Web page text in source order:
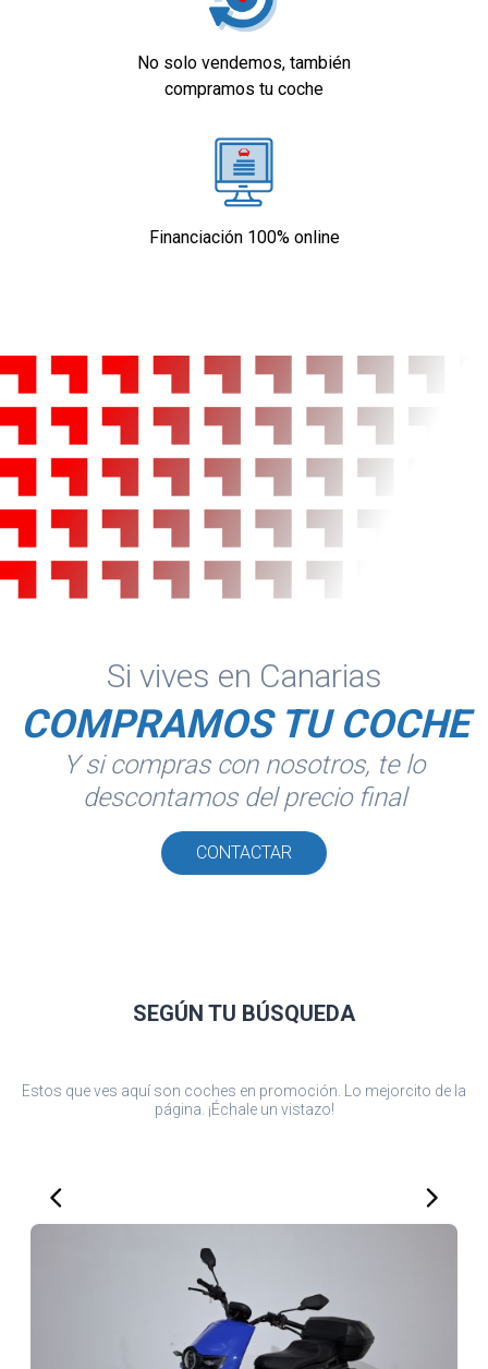
No solo vendemos, también
compramos tu coche
Financiación 100% online
Si vives en Canarias
COMPRAMOS TU COCHE
Y si compras con nosotros, te lo
descontamos del precio final
CONTACTAR
SEGÚN TU BÚSQUEDA
Estos que ves aquí son coches en promoción. Lo mejorcito de la
página. ¡Échale un vistazo!